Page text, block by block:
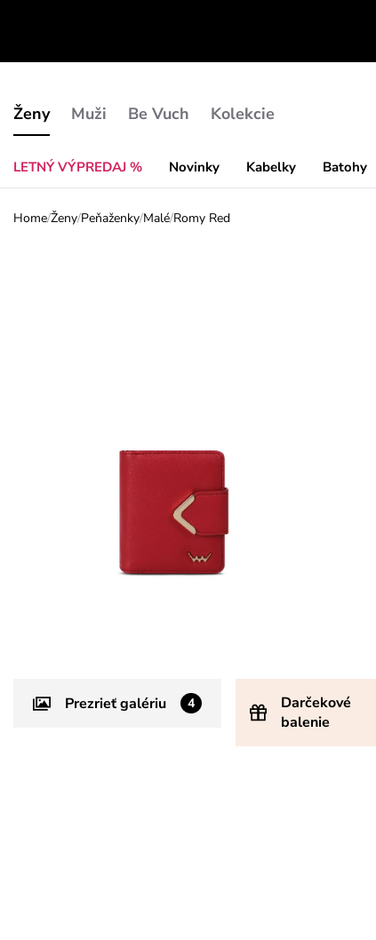
Ženy
LETNÝ VÝPREDAJ % Novinky Kabelky Batohy
Muži Be Vuch Kolekcie
Home/Ženy/Peňaženky/Malé/Romy Red
Prezrieť galériu 4
Darčekové
balenie